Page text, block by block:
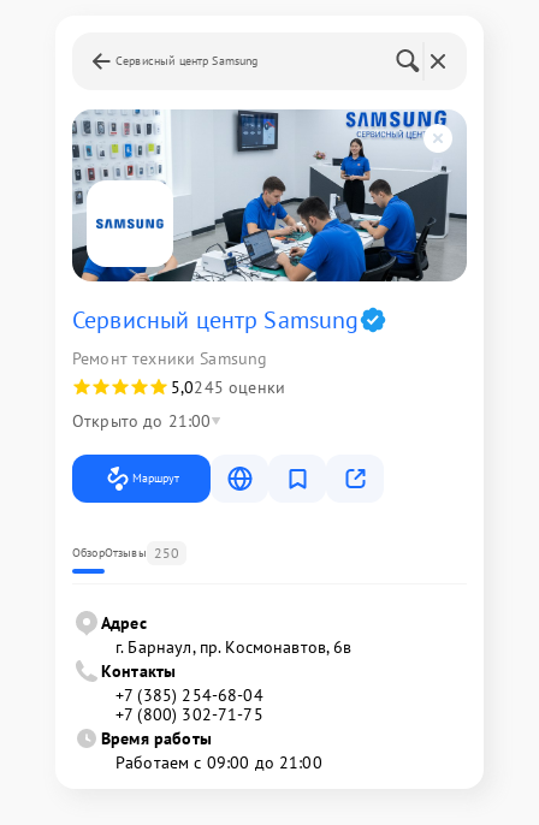
Сервисный центр Samsung
Сервисный центр Samsung
Ремонт техники Samsung
5,0245 оценки
Открыто до 21:00
Маршрут
ОбзорОтзывы 250
Адрес
г. Барнаул, ​пр. Космонавтов, 6в
Контакты
+7 (385) 254-68-04
+7 (800) 302-71-75
Время работы
Работаем с 09:00 до 21:00